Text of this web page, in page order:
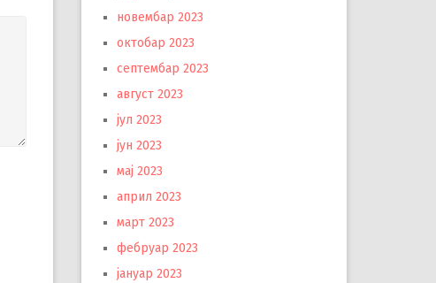
новембар 2023
октобар 2023
септембар 2023
август 2023
јул 2023
јун 2023
мај 2023
април 2023
март 2023
фебруар 2023
јануар 2023